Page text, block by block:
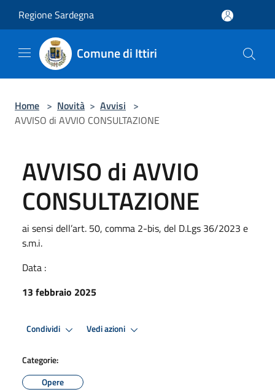
Regione Sardegna
Comune di Ittiri
Home > Novità > Avvisi >
AVVISO di AVVIO CONSULTAZIONE
AVVISO di AVVIO
CONSULTAZIONE
ai sensi dell’art. 50, comma 2-bis, del D.Lgs 36/2023 e
s.m.i.
Data :
13 febbraio 2025
Condividi Vedi azioni
Categorie:
Opere